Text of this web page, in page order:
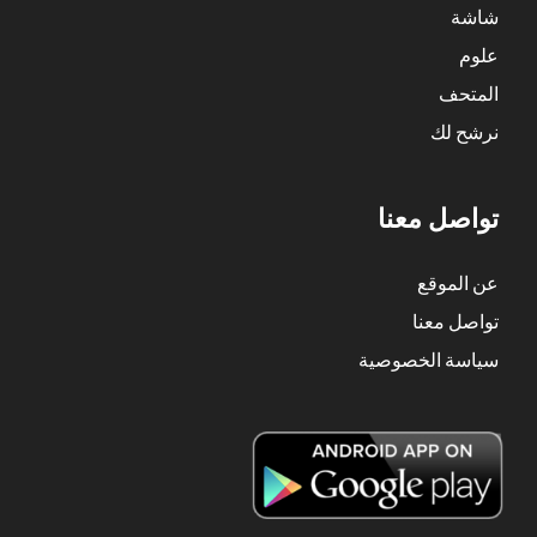
شاشة
علوم
المتحف
نرشح لك
تواصل معنا
عن الموقع
تواصل معنا
سياسة الخصوصية